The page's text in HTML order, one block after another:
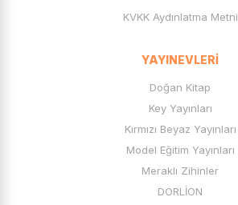
İlkokul Ders Kitapları
KırmızıBeyaz Yayınları
KVKK Aydınlatma Metni
YAYINEVLERI
Doğan Kitap
Key Yayınları
Kırmızı Beyaz Yayınları
Model Eğitim Yayınları
Meraklı Zihinler
DORLİON